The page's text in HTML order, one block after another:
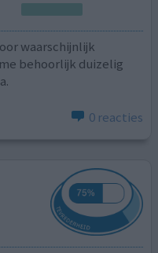
waarschijnlijk
behoorlijk duizelig
0 reacties